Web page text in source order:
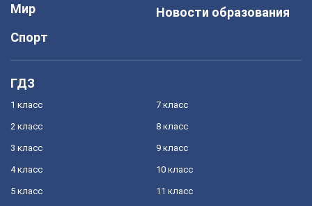
Мир
Спорт
Новости образования
ГДЗ
1 класс
2 класс
3 класс
4 класс
5 класс
7 класс
8 класс
9 класс
10 класс
11 класс